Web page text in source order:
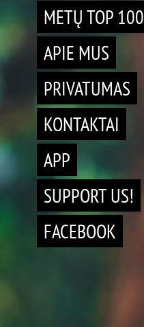
METŲ TOP 100
APIE MUS
PRIVATUMAS
KONTAKTAI
APP
SUPPORT US!
FACEBOOK